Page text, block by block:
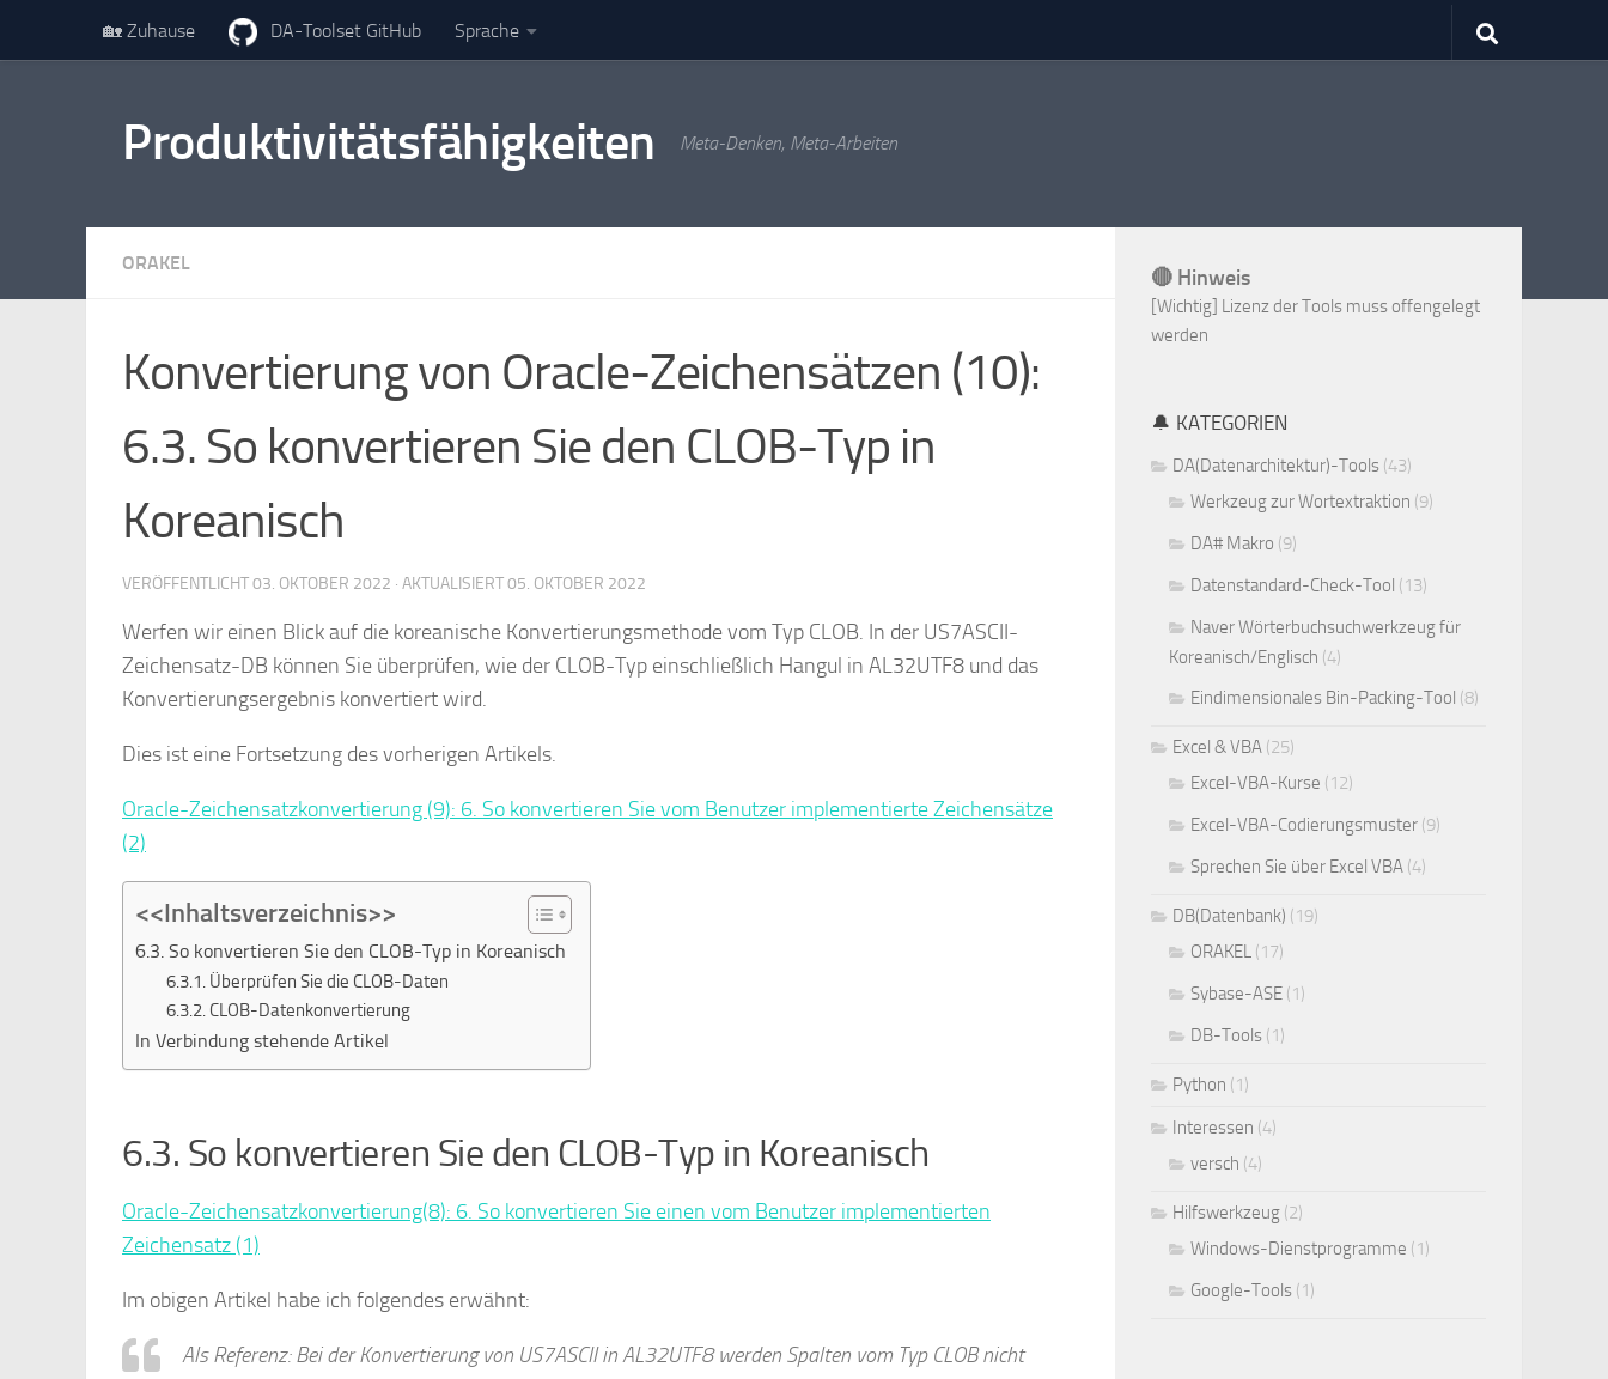
Zum Inhalt springen
🏡 Zuhause DA-Toolset GitHub Sprache
Produktivitätsfähigkeiten Meta-Denken, Meta-Arbeiten
ORAKEL
Konvertierung von Oracle-Zeichensätzen (10):
6.3. So konvertieren Sie den CLOB-Typ in
Koreanisch
VERÖFFENTLICHT03. OKTOBER 2022 · AKTUALISIERT05. OKTOBER 2022
Werfen wir einen Blick auf die koreanische Konvertierungsmethode vom Typ CLOB. In der US7ASCII-
Zeichensatz-DB können Sie überprüfen, wie der CLOB-Typ einschließlich Hangul in AL32UTF8 und das
Konvertierungsergebnis konvertiert wird.
Dies ist eine Fortsetzung des vorherigen Artikels.
Oracle-Zeichensatzkonvertierung (9): 6. So konvertieren Sie vom Benutzer implementierte Zeichensätze
(2)
<<Inhaltsverzeichnis>>
6.3. So konvertieren Sie den CLOB-Typ in Koreanisch
6.3.1. Überprüfen Sie die CLOB-Daten
6.3.2. CLOB-Datenkonvertierung
In Verbindung stehende Artikel
6.3. So konvertieren Sie den CLOB-Typ in Koreanisch
Oracle-Zeichensatzkonvertierung(8): 6. So konvertieren Sie einen vom Benutzer implementierten
Zeichensatz (1)
Im obigen Artikel habe ich folgendes erwähnt:
Als Referenz: Bei der Konvertierung von US7ASCII in AL32UTF8 werden Spalten vom Typ CLOB nicht
🔴 Hinweis
[Wichtig] Lizenz der Tools muss offengelegt
werden
🔔 KATEGORIEN
DA(Datenarchitektur)-Tools (43)
Werkzeug zur Wortextraktion (9)
DA# Makro (9)
Datenstandard-Check-Tool (13)
Naver Wörterbuchsuchwerkzeug für
Koreanisch/Englisch (4)
Eindimensionales Bin-Packing-Tool (8)
Excel & VBA (25)
Excel-VBA-Kurse (12)
Excel-VBA-Codierungsmuster (9)
Sprechen Sie über Excel VBA (4)
DB(Datenbank) (19)
ORAKEL (17)
Sybase-ASE (1)
DB-Tools (1)
Python (1)
Interessen (4)
versch (4)
Hilfswerkzeug (2)
Windows-Dienstprogramme (1)
Google-Tools (1)